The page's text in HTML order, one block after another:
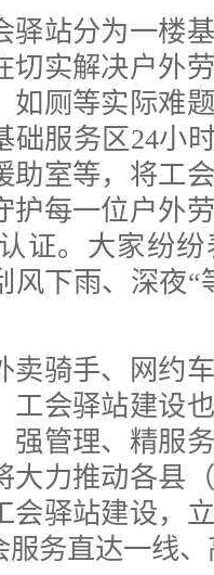
站分为一楼基
切实解决户外
如厕等实际难
础服务区24小
助室等，将工
护每一位户外
证。大家纷
风下雨、深夜“
骑手、网约车
工会驿站建设
强管理、精服
大力推动各县
会驿站建设，
务直达一线